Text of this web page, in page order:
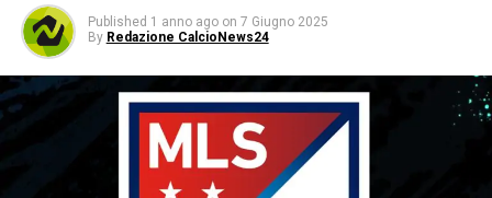
Published 1 anno ago on 7 Giugno 2025
By Redazione CalcioNews24